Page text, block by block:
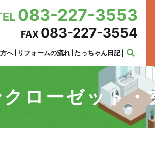
へ リフォームの流れ たっちゃん日記
083-227-3553
FAX 083-227-3554
ローゼット・